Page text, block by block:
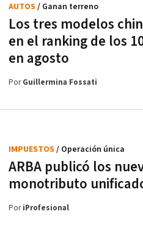
Los tres modelos
en el ranking de los
en agosto
AUTOS / Ganan terreno
PorGuillermina Fossati
ARBA publicó los
monotributo
IMPUESTOS / Operación única
PoriProfesional